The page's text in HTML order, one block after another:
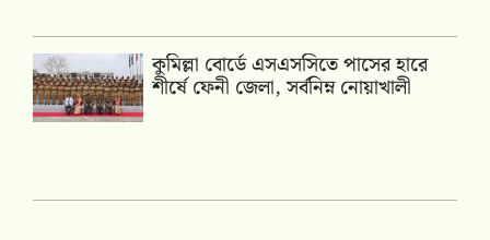
কুমিল্লা বোর্ডে এসএসসিতে পাসের হারে
শীর্ষে ফেনী জেলা, সর্বনিম্ন নোয়াখালী